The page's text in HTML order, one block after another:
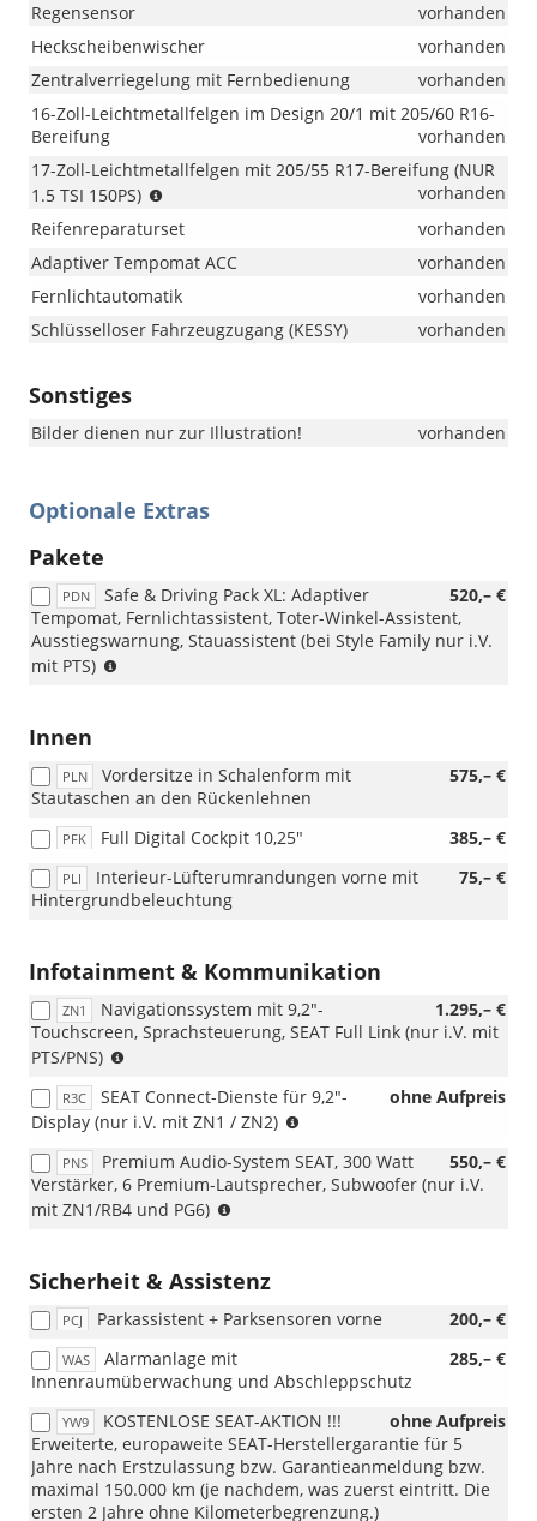
Regensensor
vorhanden
Heckscheibenwischer
vorhanden
Zentralverriegelung mit Fernbedienung
vorhanden
16-Zoll-Leichtmetallfelgen im Design 20/1 mit 205/60 R16-
Bereifung
vorhanden
17-Zoll-Leichtmetallfelgen mit 205/55 R17-Bereifung (NUR
1.5 TSI 150PS)
TSI
150PS)
vorhanden
Reifenreparaturset
vorhanden
Adaptiver Tempomat ACC
vorhanden
Fernlichtautomatik
vorhanden
Schlüsselloser Fahrzeugzugang (KESSY)
vorhanden
Sonstiges
Bilder dienen nur zur Illustration! vorhanden
Optionale Extras
Pakete
PDN 520,– €
Safe & Driving Pack XL: Adaptiver
Tempomat, Fernlichtassistent, Toter-Winkel-Assistent,
Ausstiegswarnung, Stauassistent (bei Style Family nur i.V.
mit PTS)
mit
PTS)
Innen
PLN 575,– €
Vordersitze in Schalenform mit
Stautaschen an den Rückenlehnen
PFK 385,– €
Full Digital Cockpit 10,25"
PLI 75,– €
Interieur-Lüfterumrandungen vorne mit
Hintergrundbeleuchtung
Infotainment & Kommunikation
ZN1 1.295,– €
Navigationssystem mit 9,2"-
Touchscreen, Sprachsteuerung, SEAT Full Link (nur i.V. mit
PTS/PNS)
mit
PTS/PNS)
R3C ohne Aufpreis
SEAT Connect-Dienste für 9,2"-
Display (nur i.V. mit ZN1 / ZN2)
mit
ZN1
PNS 550,– €
Premium Audio-System SEAT, 300 Watt
Verstärker, 6 Premium-Lautsprecher, Subwoofer (nur i.V.
mit ZN1/RB4 und PG6)
ZN1
PG6)
Sicherheit & Assistenz
PCJ 200,– €
Parkassistent + Parksensoren vorne
WAS 285,– €
Alarmanlage mit
Innenraumüberwachung und Abschleppschutz
YW9 ohne Aufpreis
KOSTENLOSE SEAT-AKTION !!!
Erweiterte, europaweite SEAT-Herstellergarantie für 5
Jahre nach Erstzulassung bzw. Garantieanmeldung bzw.
maximal 150.000 km (je nachdem, was zuerst eintritt. Die
ersten 2 Jahre ohne Kilometerbegrenzung.)